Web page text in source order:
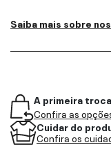
Saiba mais sobre
A primeira
Confira as
Cuidar do
Confira os